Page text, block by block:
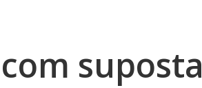
suposta